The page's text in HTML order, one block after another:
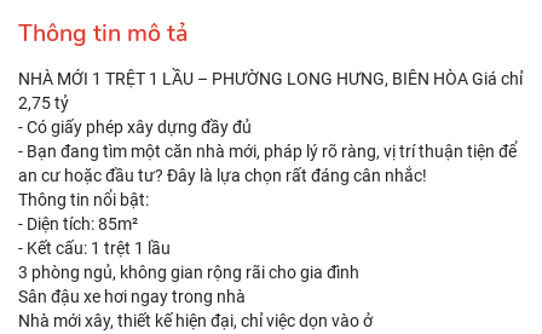
Thông tin mô tả
NHÀ MỚI 1 TRỆT 1 LẦU – PHƯỜNG LONG HƯNG, BIÊN HÒA Giá chỉ
2,75 tỷ
- Có giấy phép xây dựng đầy đủ
- Bạn đang tìm một căn nhà mới, pháp lý rõ ràng, vị trí thuận tiện để
an cư hoặc đầu tư? Đây là lựa chọn rất đáng cân nhắc!
Thông tin nổi bật:
- Diện tích: 85m²
- Kết cấu: 1 trệt 1 lầu
3 phòng ngủ, không gian rộng rãi cho gia đình
Sân đậu xe hơi ngay trong nhà
Nhà mới xây, thiết kế hiện đại, chỉ việc dọn vào ở